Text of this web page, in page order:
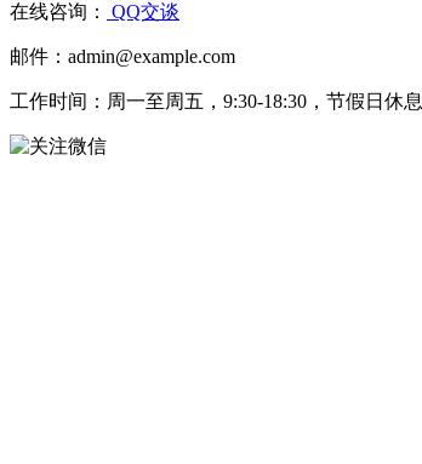
在线咨询： QQ交谈
邮件：admin@example.com
工作时间：周一至周五，9:30-18:30，节假日休息